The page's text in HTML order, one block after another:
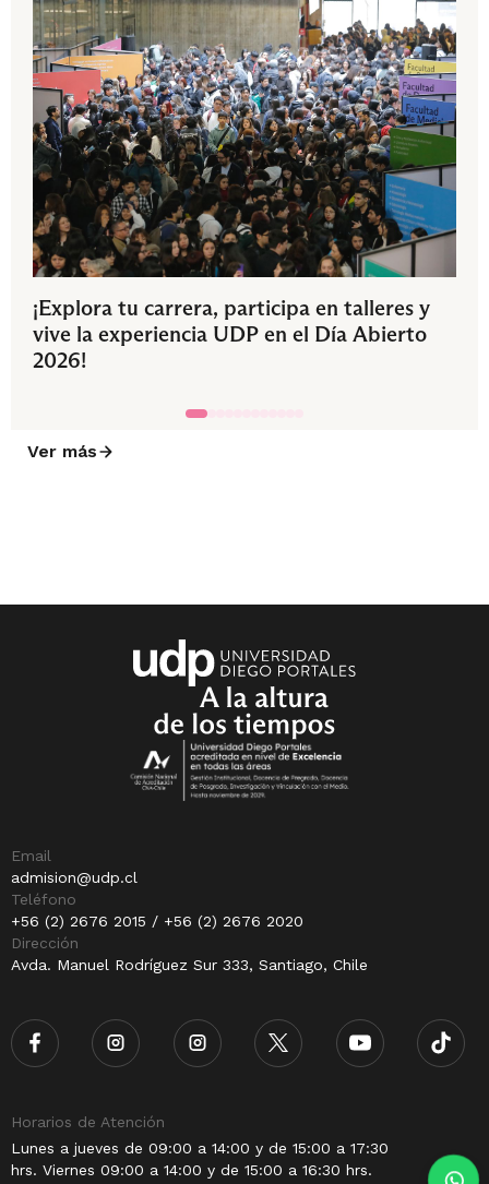
¡Explora tu carrera, participa en talleres y
vive la experiencia UDP en el Día Abierto
2026!
Ver más
Email
admision@udp.cl
Teléfono
+56 (2) 2676 2015 / +56 (2) 2676 2020
Dirección
Avda. Manuel Rodríguez Sur 333, Santiago, Chile
Horarios de Atención
Lunes a jueves de 09:00 a 14:00 y de 15:00 a 17:30
hrs. Viernes 09:00 a 14:00 y de 15:00 a 16:30 hrs.